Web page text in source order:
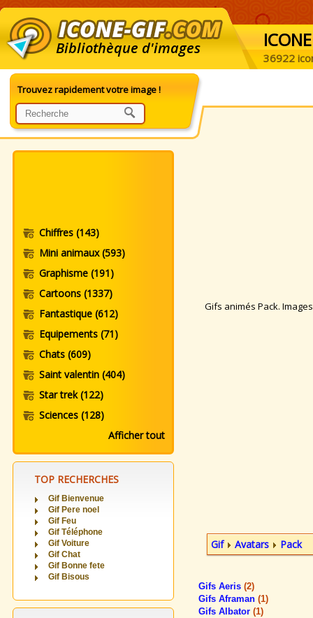
Bibliothèque d'images ICONE
36922
Trouvez rapidement votre image !
Chiffres (143)
Mini animaux(593)
Graphisme (191)
Cartoons (1337)
Fantastique (612)
Equipements (71)
Chats (609)
Saint valentin (404)
Star trek(122)
Sciences (128)
Afficher tout
TOP RECHERCHES
Gif Bienvenue
Gif Pere noel
Gif Feu
Gif Téléphone
Gif Voiture
Gif Chat
Gif Bonne fete
Gif Bisous
Gifs animés Pack.
Gif Avatars Pack
Gifs Aeris (2)
Gifs Aframan (1)
Gifs Albator (1)